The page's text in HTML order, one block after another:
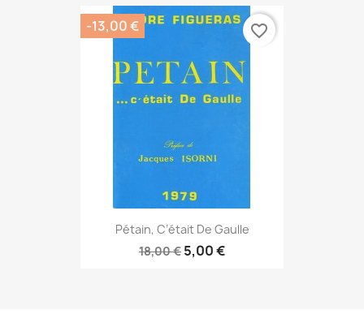
Pétain, C’était De Gaulle
18,00 € 5,00 €
-13,00 € favorite_border